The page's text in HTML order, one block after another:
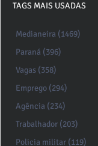
TAGS MAIS USADAS
Medianeira (1469)
Paraná (396)
Vagas (358)
Emprego (294)
Agência (234)
Trabalhador (203)
Policia militar (119)